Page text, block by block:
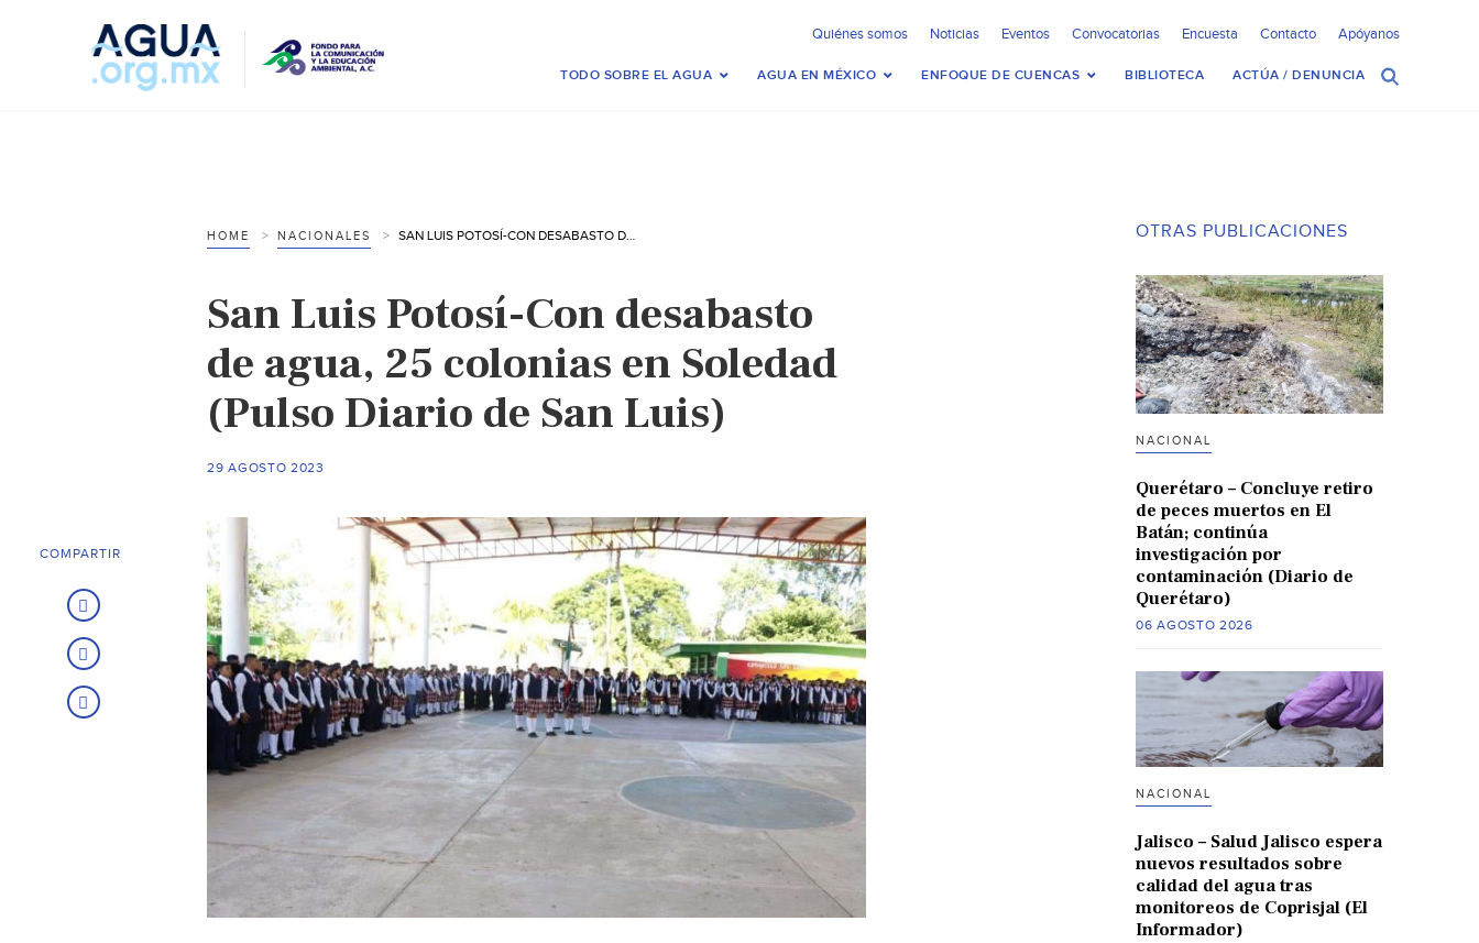
Quiénes somos Noticias Eventos Convocatorias Encuesta Contacto Apóyanos
TODO SOBRE EL AGUA AGUA EN MÉXICO ENFOQUE DE CUENCAS BIBLIOTECA ACTÚA / DENUNCIA
HOME NACIONALES SAN LUIS POTOSÍ-CON DESABASTO DE AGUA, 25 COLONIAS EN SOLEDAD (PULSO DIARIO DE SAN LUIS)
San Luis Potosí-Con desabasto
de agua, 25 colonias en Soledad
(Pulso Diario de San Luis)
29 AGOSTO 2023
COMPARTIR
OTRAS PUBLICACIONES
NACIONAL
Querétaro – Concluye retiro
de peces muertos en El
Batán; continúa
investigación por
contaminación (Diario de
Querétaro)
06 AGOSTO 2026
NACIONAL
Jalisco – Salud Jalisco espera
nuevos resultados sobre
calidad del agua tras
monitoreos de Coprisjal (El
Informador)